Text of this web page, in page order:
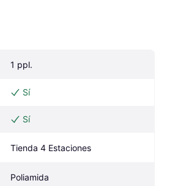
1 ppl.
Sí
Sí
Tienda 4 Estaciones
Poliamida